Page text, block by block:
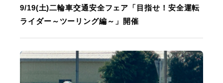
9/19(土)二輪車交通安全フェア「目指せ！安全運転
ライダー～ツーリング編～」開催